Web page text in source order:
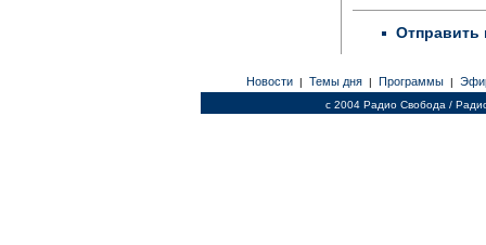
Отправить
Новости | Темы дня | Программы |
c 2004 Радио Свобода /